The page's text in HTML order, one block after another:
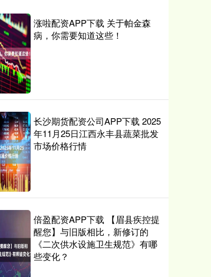
涨啦配资APP下载 关于帕金森
病，你需要知道这些！
长沙期货配资公司APP下载 2025
年11月25日江西永丰县蔬菜批发
市场价格行情
倍盈配资APP下载 【眉县疾控提
醒您】与旧版相比，新修订的
《二次供水设施卫生规范》有哪
些变化？